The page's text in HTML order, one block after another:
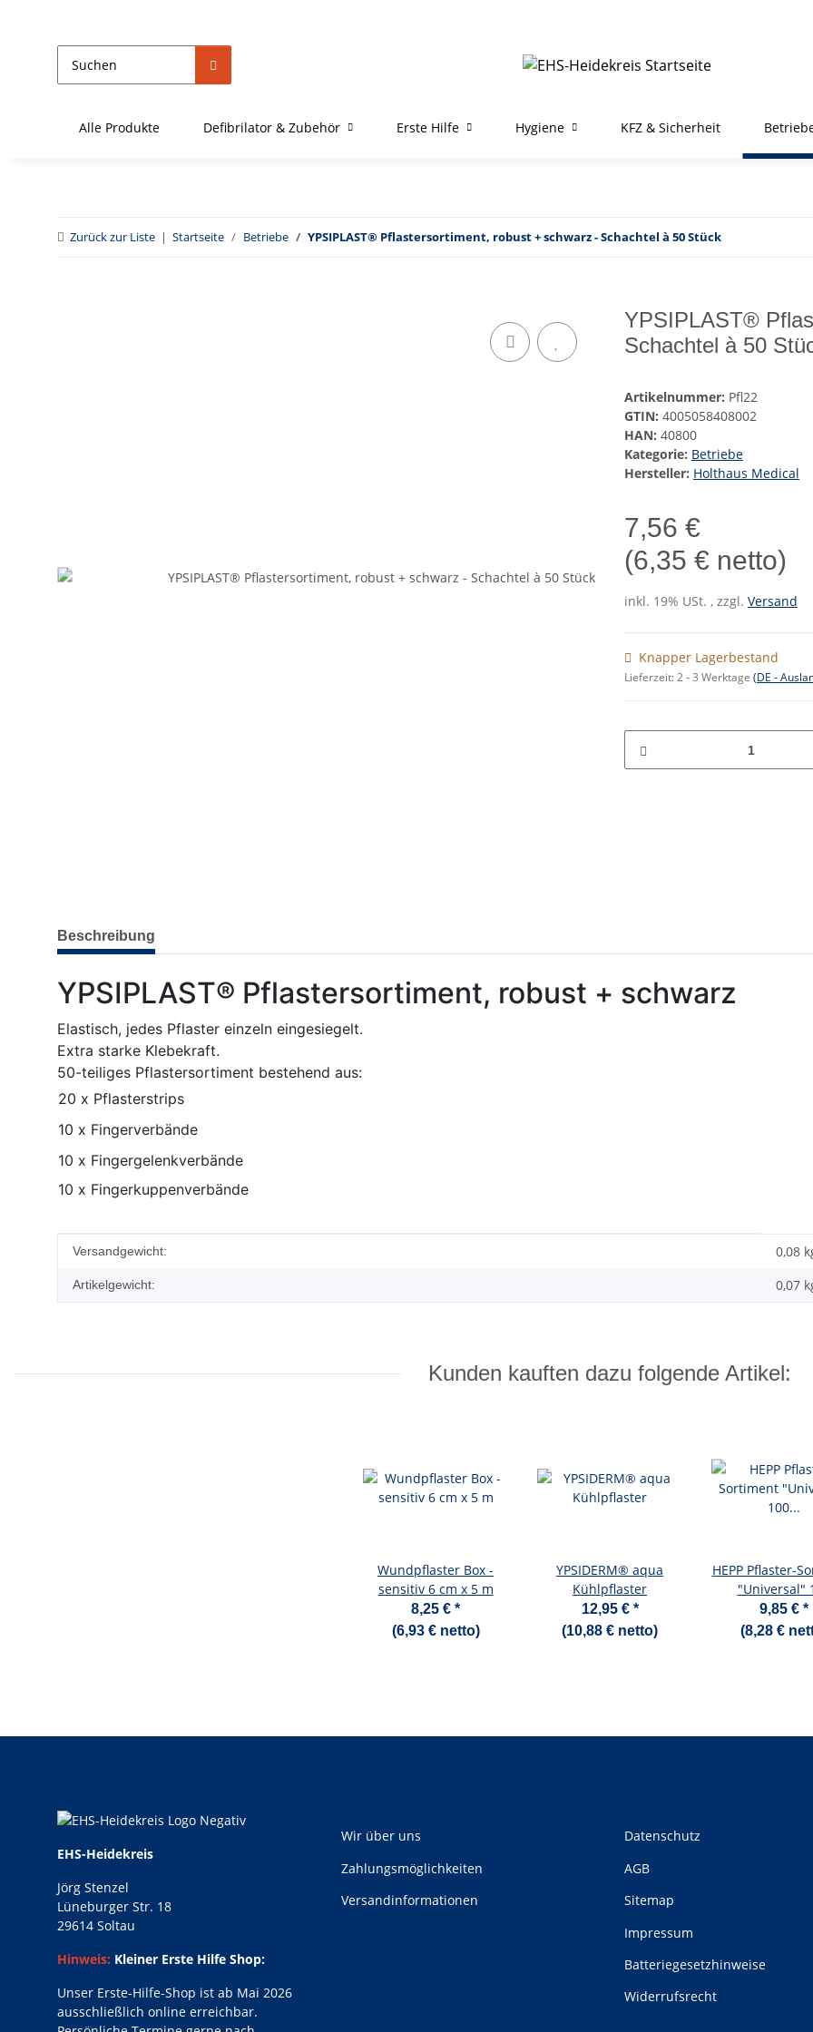
Alle Produkte Defibrilator & Zubehör Erste Hilfe Hygiene KFZ & Sicherheit
Zurück zur Liste Startseite Betriebe YPSIPLAST® Pflastersortiment, robust + schwarz - Schachtel à 50 Stück
YPSIPLAST®
Schachtel à 50
Artikelnummer: Pfl22
GTIN: 4005058408002
HAN: 40800
Kategorie: Betriebe
Hersteller: Holthaus Medical
7,56 €
(6,35 € netto)
inkl. 19% USt. , zzgl. Versand
Knapper Lagerbestand
Lieferzeit:2 - 3 Werktage (DE -
weitere Registerkarten anzeigen
Beschreibung
YPSIPLAST® Pflastersortiment, robust + schwarz
Elastisch, jedes Pflaster einzeln eingesiegelt.
Extra starke Klebekraft.
50-teiliges Pflastersortiment bestehend aus:
20 x Pflasterstrips
10 x Fingerverbände
10 x Fingergelenkverbände
10 x Fingerkuppenverbände
Produkteigenschaft
Wert
Versandgewicht: 0,08
Artikelgewicht: 0,07
Kunden kauften dazu folgende Artikel:
Wundpflaster Box -
sensitiv 6 cm x 5 m
8,25 € *
(6,93 € netto)
YPSIDERM® aqua
Kühlpflaster
12,95 € *
(10,88 € netto)
HEPP Pflaster-
"Universal"
verschiedene
9,85 € *
(8,28 €
EHS-Heidekreis
Jörg Stenzel
Lüneburger Str. 18
29614 Soltau
Hinweis: Kleiner Erste Hilfe Shop:
Unser Erste-Hilfe-Shop ist ab Mai 2026
ausschließlich online erreichbar.
Wir über uns
Zahlungsmöglichkeiten
Versandinformationen
Datenschutz
AGB
Sitemap
Impressum
Batteriegesetzhinweise
Widerrufsrecht